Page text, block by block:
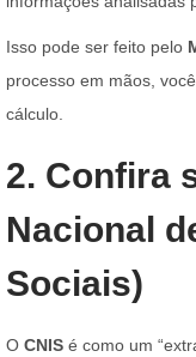
Isso pode ser feito pelo
processo em mãos,
cálculo.
2. Confira
Nacional
Sociais)
O CNIS é como um